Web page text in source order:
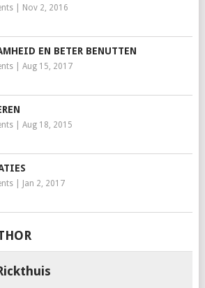
| Nov 2, 2016
EN BETER BENUTTEN
| Aug 15, 2017
| Aug 18, 2015
| Jan 2, 2017